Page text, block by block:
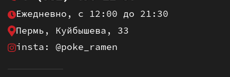
Ежедневно, с 12:00 до 21:30
Пермь, Куйбышева, 33
insta: @poke_ramen